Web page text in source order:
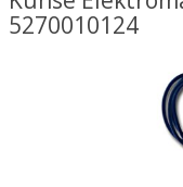
5270010124